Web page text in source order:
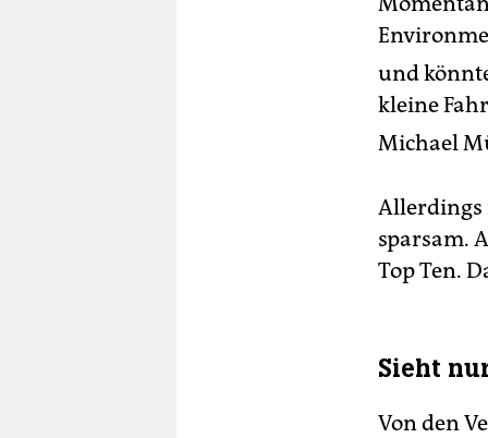
und
kleine
Michael
Allerdings
sparsam.
Top Ten.
Sieht
Von den